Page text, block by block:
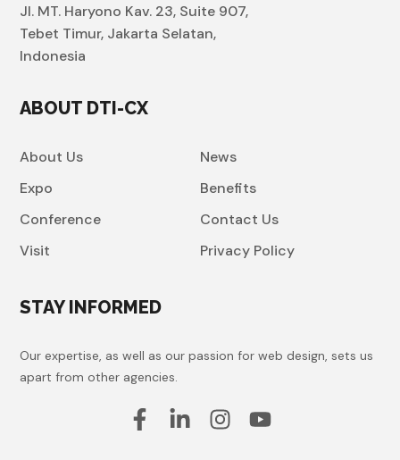
Jl. MT. Haryono Kav. 23, Suite 907,
Tebet Timur, Jakarta Selatan,
Indonesia
ABOUT DTI-CX
About Us
Expo
Conference
Visit
News
Benefits
Contact Us
Privacy Policy
STAY INFORMED
Our expertise, as well as our passion for web design, sets us
apart from other agencies.